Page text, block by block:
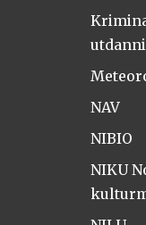
NAV
NIBIO
NIKU